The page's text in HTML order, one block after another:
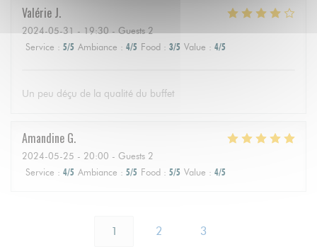
Valérie J
2024-05-31 - 19:30 - Guests 2
Service : 5/5 Ambiance : 4/5 Food : 3/5 Value : 4/5
Un peu déçu de la qualité du buffet
Amandine G
2024-05-25 - 20:00 - Guests 2
Service : 4/5 Ambiance : 5/5 Food : 5/5 Value : 4/5
1 2 3